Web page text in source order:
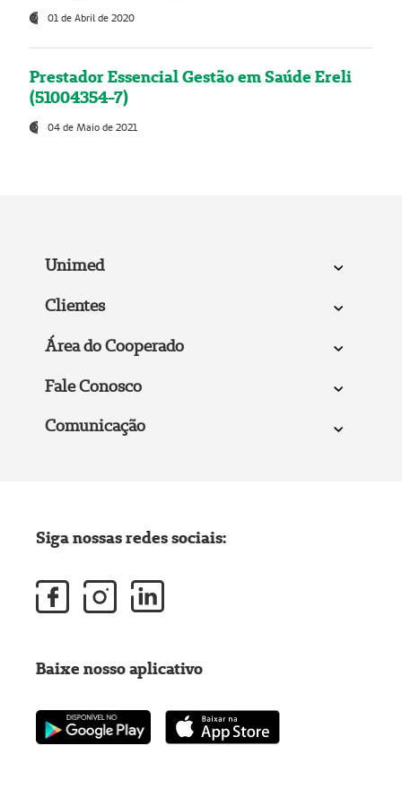
01 de Abril de 2020
Prestador Essencial Gestão em Saúde Ereli
(51004354-7)
04 de Maio de 2021
Unimed
Clientes
Área do Cooperado
Fale Conosco
Comunicação
Siga nossas redes sociais:
Baixe nosso aplicativo